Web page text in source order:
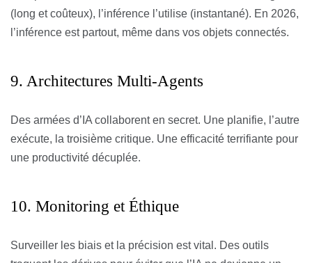
(long et coûteux), l’inférence l’utilise (instantané). En 2026,
l’inférence est partout, même dans vos objets connectés.
9. Architectures Multi-Agents
Des armées d’IA collaborent en secret. Une planifie, l’autre
exécute, la troisième critique. Une efficacité terrifiante pour
une productivité décuplée.
10. Monitoring et Éthique
Surveiller les biais et la précision est vital. Des outils